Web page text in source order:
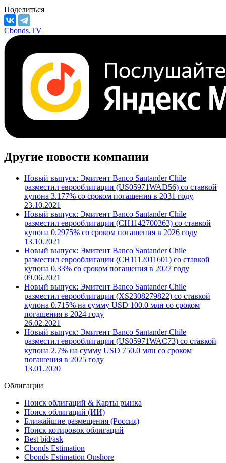
Поделиться
Cbonds.TV
Другие новости компании
Новый выпуск: Эмитент Banco Santander Chile
разместил еврооблигации (US05971WAD56) со ставкой
купона 3.177% со сроком погашения в 2031 году
23.10.2021
Новый выпуск: Эмитент Banco Santander Chile
разместил еврооблигации (CH1142700363) со ставкой
купона 0.2975% со сроком погашения в 2026 году
13.10.2021
Новый выпуск: Эмитент Banco Santander Chile
разместил еврооблигации (CH1112011601) со ставкой
купона 0.33% со сроком погашения в 2027 году
09.06.2021
Новый выпуск: Эмитент Banco Santander Chile
разместил еврооблигации (XS2308279822) со ставкой
купона 0.715% на сумму USD 100.0 млн со сроком
погашения в 2024 году
26.02.2021
Новый выпуск: Эмитент Banco Santander Chile
разместил еврооблигации (US05971WAC73) со ставкой
купона 2.7% на сумму USD 750.0 млн со сроком
погашения в 2025 году
13.01.2020
Облигации
Поиск облигаций & Карты рынка
Поиск облигаций (ИИ)
Ближайшие размещения (Россия)
Поиск котировок облигаций
Best bid/ask
Cbonds Estimation
Cbonds Estimation Onshore